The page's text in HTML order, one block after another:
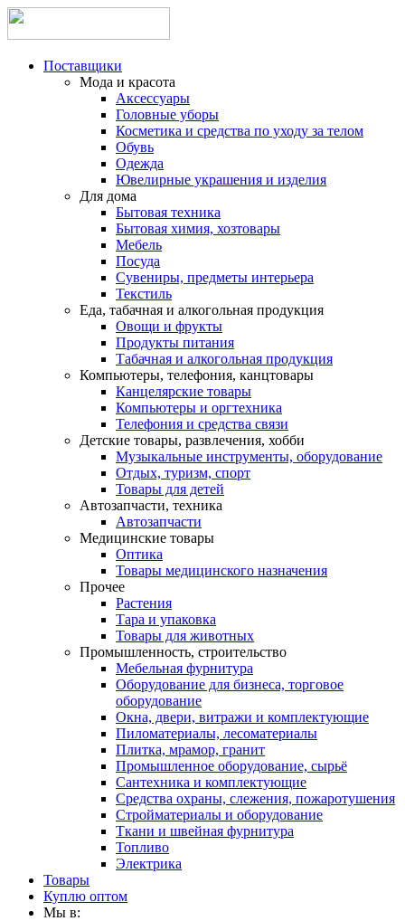
Поставщики
Мода и красота
Аксессуары
Головные уборы
Косметика и средства по уходу за телом
Обувь
Одежда
Ювелирные украшения и изделия
Для дома
Бытовая техника
Бытовая химия, хозтовары
Мебель
Посуда
Сувениры, предметы интерьера
Текстиль
Еда, табачная и алкогольная продукция
Овощи и фрукты
Продукты питания
Табачная и алкогольная продукция
Компьютеры, телефония, канцтовары
Канцелярские товары
Компьютеры и оргтехника
Телефония и средства связи
Детские товары, развлечения, хобби
Музыкальные инструменты, оборудование
Отдых, туризм, спорт
Товары для детей
Автозапчасти, техника
Автозапчасти
Медицинские товары
Оптика
Товары медицинского назначения
Прочее
Растения
Тара и упаковка
Товары для животных
Промышленность, строительство
Мебельная фурнитура
Оборудование для бизнеса, торговое
оборудование
Окна, двери, витражи и комплектующие
Пиломатериалы, лесоматериалы
Плитка, мрамор, гранит
Промышленное оборудование, сырьё
Сантехника и комплектующие
Средства охраны, слежения, пожаротушения
Стройматериалы и оборудование
Ткани и швейная фурнитура
Топливо
Электрика
Товары
Куплю оптом
Мы в: